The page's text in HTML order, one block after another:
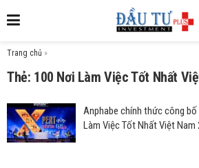
Trang chủ »
Thẻ: 100 Nơi Làm Việc Tốt Nhất
Anphabe chính thức công bố
Làm Việc Tốt Nhất Việt